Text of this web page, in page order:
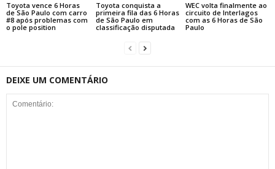
Toyota vence 6 Horas
de São Paulo com carro
#8 após problemas com
o pole position
Toyota conquista a
primeira fila das 6 Horas
de São Paulo em
classificação disputada
WEC volta finalmente ao
circuito de Interlagos
com as 6 Horas de São
Paulo
DEIXE UM COMENTÁRIO